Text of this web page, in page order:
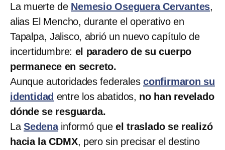
La muerte de Nemesio Oseguera Cervantes,
alias El Mencho, durante el operativo en
Tapalpa, Jalisco, abrió un nuevo capítulo de
incertidumbre: el paradero de su cuerpo
permanece en secreto.
Aunque autoridades federales confirmaron su
identidad entre los abatidos, no han revelado
dónde se resguarda.
La Sedenainformó queel traslado se realizó
hacia la CDMX, pero sin precisar el destino